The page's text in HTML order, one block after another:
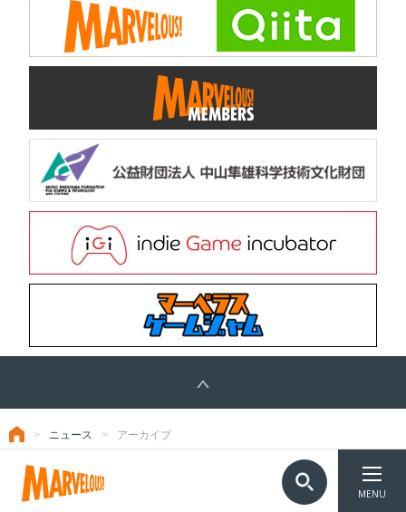
ニュース アーカイブ
MENU
トップ TOP